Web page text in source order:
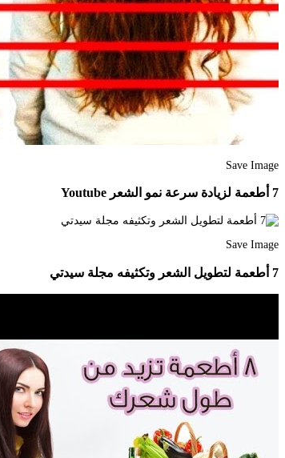
Save Image
7 أطعمة لزيادة سرعة نمو الشعر Youtube
Save Image
7 أطعمة لتطويل الشعر وتكثيفه مجلة سيدتي